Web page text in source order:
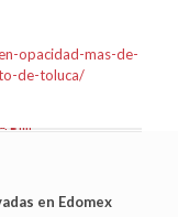
opacidad-mas-de-
de-toluca/
en Edomex